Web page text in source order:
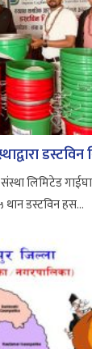
संस्था लिमिटेड
थान डस्टविन हस...